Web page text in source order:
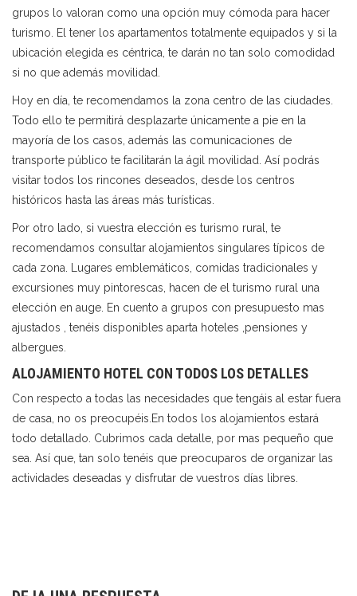
grupos lo valoran como una opción muy cómoda para hacer
turismo. El tener los apartamentos totalmente equipados y si la
ubicación elegida es céntrica, te darán no tan solo comodidad
si no que además movilidad.
Hoy en día, te recomendamos la zona centro de las ciudades.
Todo ello te permitirá desplazarte únicamente a pie en la
mayoría de los casos, además las comunicaciones de
transporte público te facilitarán la ágil movilidad. Así podrás
visitar todos los rincones deseados, desde los centros
históricos hasta las áreas más turísticas.
Por otro lado, si vuestra elección es turismo rural
, te
recomendamos consultar alojamientos singulares típicos de
cada zona. Lugares emblemáticos, comidas tradicionales y
excursiones muy pintorescas, hacen de el turismo rural una
elección en auge. En cuento a grupos con presupuesto mas
ajustados , tenéis disponibles aparta hoteles ,pensiones y
albergues.
ALOJAMIENTO HOTEL CON TODOS LOS DETALLES
Con respecto a todas las necesidades que tengáis al estar fuera
de casa, no os preocupéis.En todos los alojamientos estará
todo detallado. Cubrimos cada detalle, por mas pequeño que
sea. Así que, tan solo tenéis que preocuparos de organizar las
actividades deseadas y disfrutar de vuestros días libres.